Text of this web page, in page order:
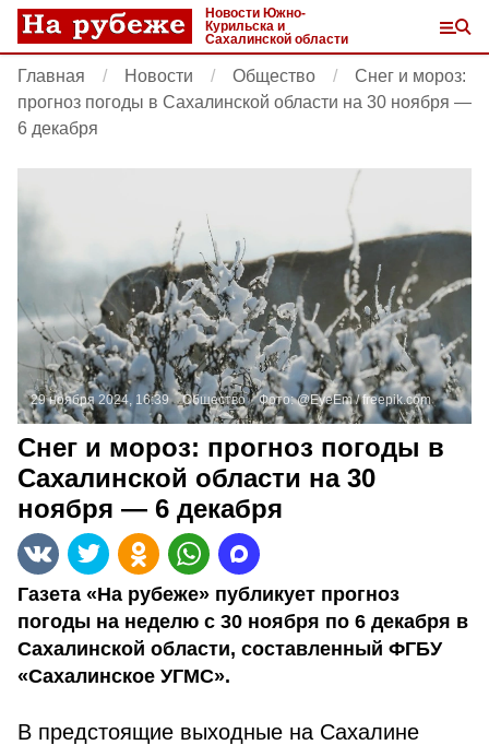
Новости Южно-
Курильска и
Сахалинской области
Главная Новости Общество
Снег и мороз:
прогноз погоды в Сахалинской области на 30 ноября —
6 декабря
29 ноября 2024, 16:39 Общество Фото:@EyeEm /freepik.com
Снег и мороз: прогноз погоды в
Сахалинской области на 30
ноября — 6 декабря
Газета «На рубеже» публикует прогноз
погоды на неделю с 30 ноября по 6 декабря в
Сахалинской области, составленный ФГБУ
«Сахалинское УГМС».
В предстоящие выходные на Сахалине